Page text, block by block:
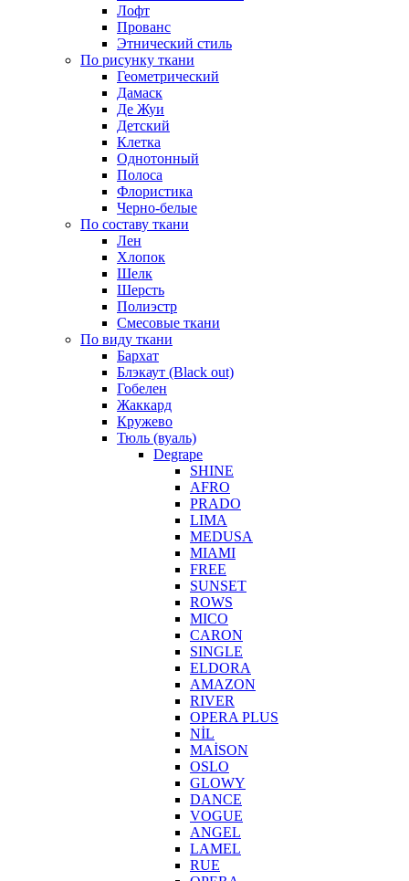
Лофт
Прованс
Этнический стиль
По рисунку ткани
Геометрический
Дамаск
Де Жуи
Детский
Клетка
Однотонный
Полоса
Флористика
Черно-белые
По составу ткани
Лен
Хлопок
Шелк
Шерсть
Полиэстр
Смесовые ткани
По виду ткани
Бархат
Блэкаут (Black out)
Гобелен
Жаккард
Кружево
Тюль (вуаль)
Degrape
SHINE
AFRO
PRADO
LIMA
MEDUSA
MIAMI
FREE
SUNSET
ROWS
MICO
CARON
SINGLE
ELDORA
AMAZON
RIVER
OPERA PLUS
NİL
MAİSON
OSLO
GLOWY
DANCE
VOGUE
ANGEL
LAMEL
RUE